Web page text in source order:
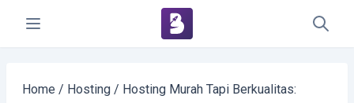
Home / Hosting / Hosting Murah Tapi Berkualitas: